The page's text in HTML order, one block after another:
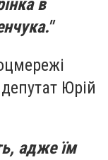
в
Юрій
адже їм